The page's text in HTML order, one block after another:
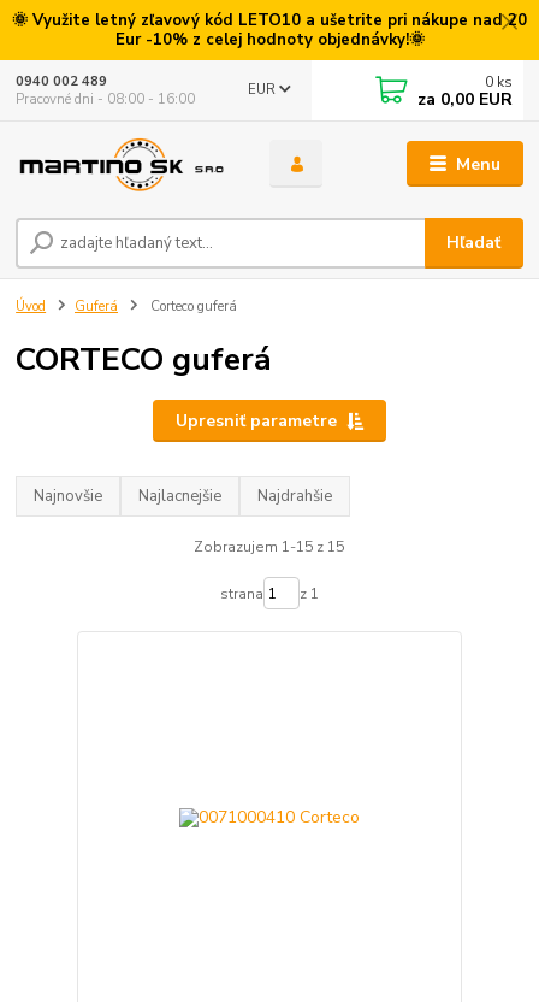
🌞 Využite letný zľavový kód LETO10 a ušetrite pri nákupe nad 20
Eur -10% z celej hodnoty objednávky!🌞
Menu
EUR
Hľadať
0940 002 489
Pracovné dni - 08:00 - 16:00
0 ks
za 0,00 EUR
Úvod Guferá Corteco guferá
CORTECO guferá
Upresniť parametre
Najnovšie Najlacnejšie Najdrahšie
Zobrazujem 1-15 z 15
strana z 1